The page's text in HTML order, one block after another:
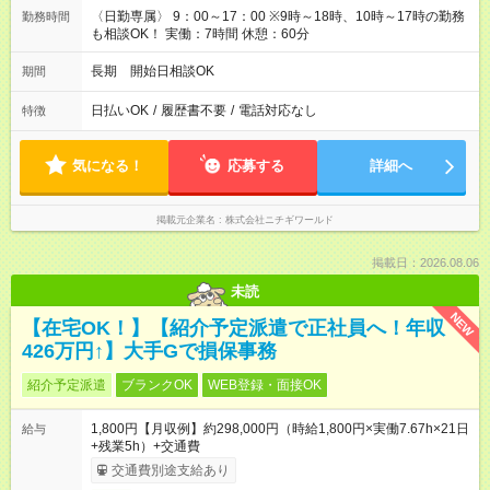
勤務時間
〈日勤専属〉 9：00～17：00 ※9時～18時、10時～17時の勤務
も相談OK！ 実働：7時間 休憩：60分
期間 長期 開始日相談OK
特徴 日払いOK / 履歴書不要 / 電話対応なし
気になる！ 応募する 詳細へ
掲載元企業名 株式会社ニチギワールド
掲載日：2026.08.06
未読
NEW
【在宅OK！】【紹介予定派遣で正社員へ！年収
426万円↑】大手Gで損保事務
紹介予定派遣 ブランクOK WEB登録・面接OK
給与
1,800円【月収例】約298,000円（時給1,800円×実働7.67h×21日
+残業5h）+交通費
交通費別途支給あり